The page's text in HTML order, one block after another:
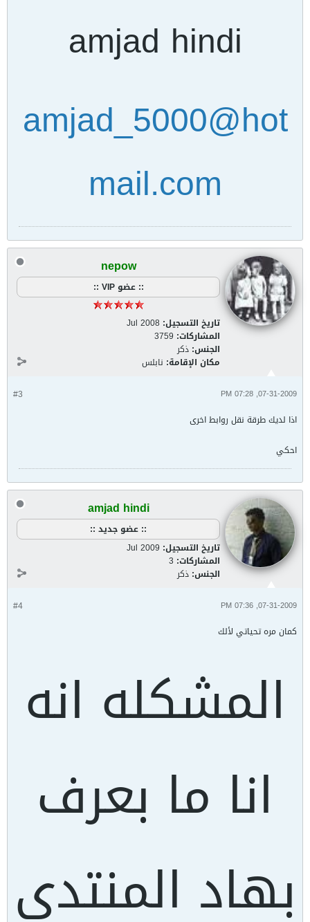
amjad hindi
amjad_5000@hot
mail.com
nepow
:: عضو VIP ::
تاريخ التسجيل: Jul 2008
المشاركات: 3759
الجنس: ذكر
مكان الإقامة: نابلس
#3 07-31-2009, 07:28 PM
اذا لديك طرقة نقل روابط اخرى
احكي
amjad hindi
:: عضو جديد ::
تاريخ التسجيل: Jul 2009
المشاركات: 3
الجنس: ذكر
#4 07-31-2009, 07:36 PM
كمان مره تحياتي لألك
المشكله انه
انا ما بعرف
بهاد المنتدى